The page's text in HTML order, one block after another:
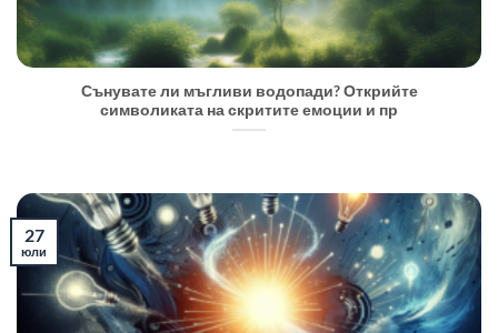
Сънувате ли мъгливи водопади? Открийте
символиката на скритите емоции и пр
27
юли